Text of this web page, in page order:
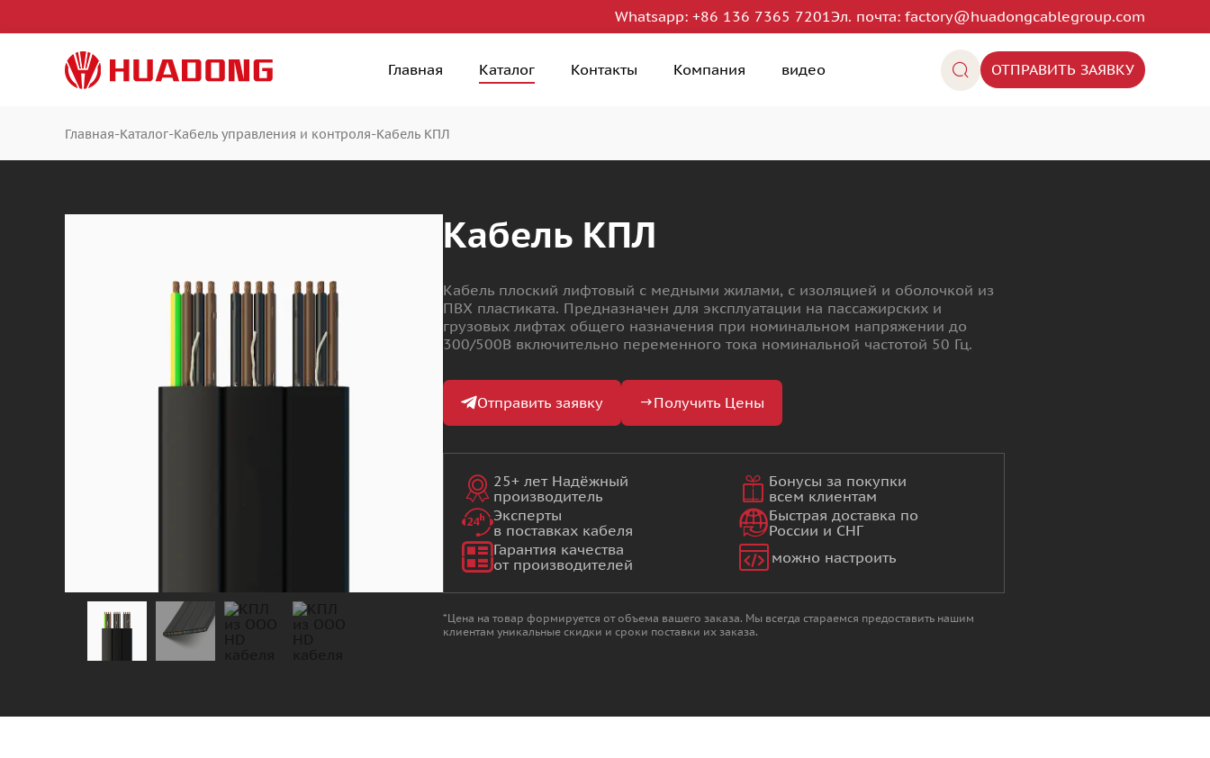
Whatsapp: +86 136 7365 7201Эл. почта: factory@huadongcablegroup.com
Главная Каталог Контакты Компания видео ОТПРАВИТЬ ЗАЯВКУ
Главная-Каталог-Кабель управления и контроля-Кабель КПЛ
Кабель КПЛ
Кабель плоский лифтовый с медными жилами, с изоляцией и оболочкой из
ПВХ пластиката. Предназначен для эксплуатации на пассажирских и
грузовых лифтах общего назначения при номинальном напряжении до
300/500В включительно переменного тока номинальной частотой 50 Гц.
Отправить заявку Получить Цены
25+ лет Надёжный
производитель
Бонусы за покупки
всем клиентам
Эксперты
в поставках кабеля
Быстрая доставка по
России и СНГ
Гарантия качества
от производителей
можно настроить
*Цена на товар формируется от объема вашего заказа. Мы всегда стараемся предоставить нашим
клиентам уникальные скидки и сроки поставки их заказа.